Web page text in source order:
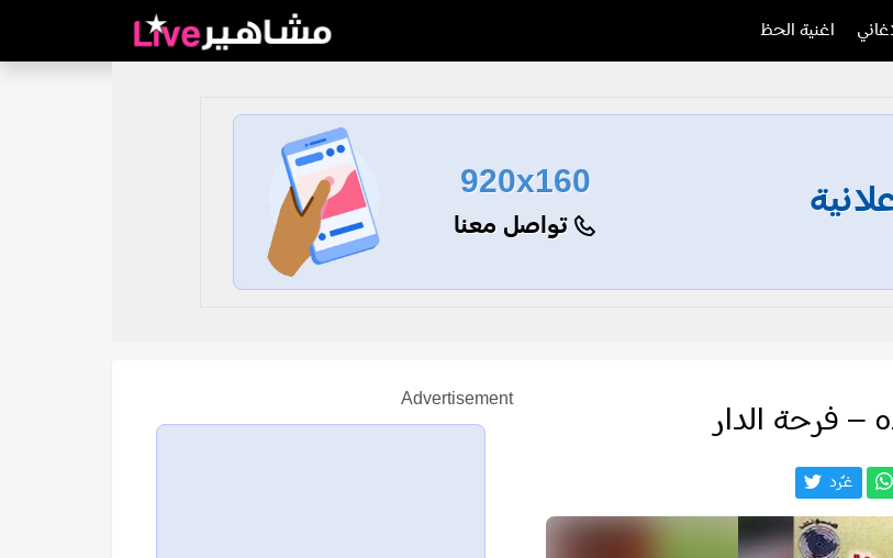
اغنية الحظ
920x160
تواصل معنا
– فرحة الدار
غـّرد
Advertisement